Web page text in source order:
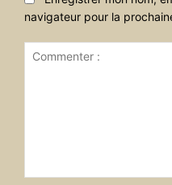
navigateur pour la